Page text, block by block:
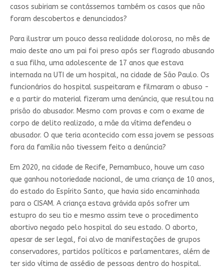
casos subiriam se contássemos também os casos que não
foram descobertos e denunciados?
Para ilustrar um pouco dessa realidade dolorosa, no mês de
maio deste ano um pai foi preso após ser flagrado abusando
a sua filha, uma adolescente de 17 anos que estava
internada na UTI de um hospital, na cidade de São Paulo. Os
funcionários do hospital suspeitaram e filmaram o abuso -
e a partir do material fizeram uma denúncia, que resultou na
prisão do abusador. Mesmo com provas e com o exame de
corpo de delito realizado, a mãe da vítima defendeu o
abusador. O que teria acontecido com essa jovem se pessoas
fora da família não tivessem feito a denúncia?
Em 2020, na cidade de Recife, Pernambuco, houve um caso
que ganhou notoriedade nacional, de uma criança de 10 anos,
do estado do Espírito Santo, que havia sido encaminhada
para o CISAM. A criança estava grávida após sofrer um
estupro do seu tio e mesmo assim teve o procedimento
abortivo negado pelo hospital do seu estado. O aborto,
apesar de ser legal, foi alvo de manifestações de grupos
conservadores, partidos políticos e parlamentares, além de
ter sido vítima de assédio de pessoas dentro do hospital.